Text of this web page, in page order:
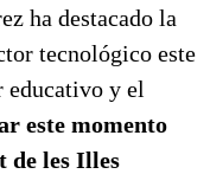
ha destacado la
tecnológico este
educativo y el
este momento
de les Illes